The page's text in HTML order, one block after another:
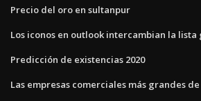
Precio del oro en sultanpur
Los iconos en outlook intercambian la
Predicción de existencias 2020
Las empresas comerciales más grandes